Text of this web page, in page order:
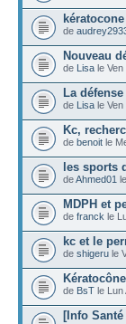
de
Nouveau
de Lisa le
La
de Lisa le
Kc,
de benoit le
les sports
deAhmed01
MDPH et
de franck le
kc et le
de shigeru le
de BsT le Lun
[Info Santé